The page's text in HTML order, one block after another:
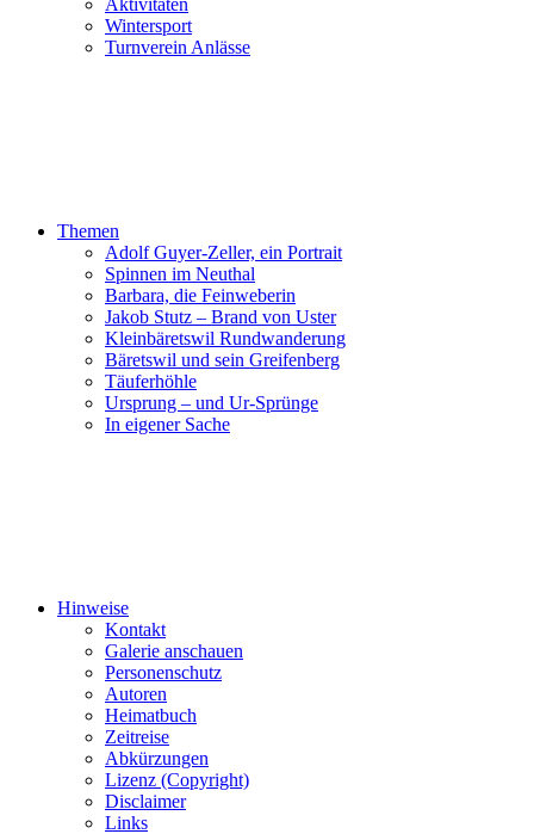
Aktivitäten
Wintersport
Turnverein Anlässe
Themen
Adolf Guyer-Zeller, ein Portrait
Spinnen im Neuthal
Barbara, die Feinweberin
Jakob Stutz – Brand von Uster
Kleinbäretswil Rundwanderung
Bäretswil und sein Greifenberg
Täuferhöhle
Ursprung – und Ur-Sprünge
In eigener Sache
Hinweise
Kontakt
Galerie anschauen
Personenschutz
Autoren
Heimatbuch
Zeitreise
Abkürzungen
Lizenz (Copyright)
Disclaimer
Links